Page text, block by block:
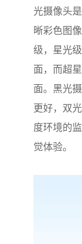
光摄像头
晰彩色图
级，星光
面，而超
面。黑光
更好，双
度环境的
觉体验。